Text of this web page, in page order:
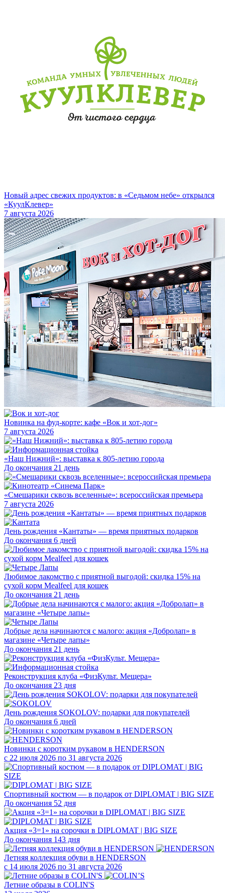
Новый адрес свежих продуктов: в «Седьмом небе» открылся
«КуулКлевер»
7 августа 2026
Новинка на фуд-корте: кафе «Вок и хот-дог»
7 августа 2026
«Наш Нижний»: выставка к 805-летию города
До окончания 21 день
«Смешарики сквозь вселенные»: всероссийская премьера
7 августа 2026
День рождения «Кантаты» — время приятных подарков
До окончания 6 дней
Любимое лакомство с приятной выгодой: скидка 15% на
сухой корм Mealfeel для кошек
До окончания 21 день
Добрые дела начинаются с малого: акция «Добролап» в
магазине «Четыре лапы»
До окончания 21 день
Реконструкция клуба «ФизКульт. Мещера»
До окончания 23 дня
День рождения SOKOLOV: подарки для покупателей
До окончания 6 дней
Новинки с коротким рукавом в HENDERSON
с 22 июля 2026 по 31 августа 2026
Спортивный костюм — в подарок от DIPLOMAT | BIG SIZE
До окончания 52 дня
Акция «3=1» на сорочки в DIPLOMAT | BIG SIZE
До окончания 143 дня
Летняя коллекция обуви в HENDERSON
с 14 июля 2026 по 31 августа 2026
Летние образы в COLIN'S